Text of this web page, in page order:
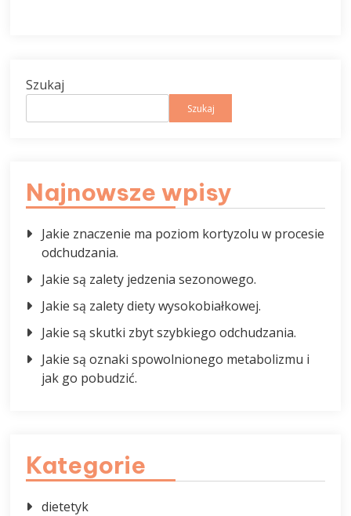
Szukaj
Szukaj
Najnowsze wpisy
Jakie znaczenie ma poziom kortyzolu w procesie
odchudzania.
Jakie są zalety jedzenia sezonowego.
Jakie są zalety diety wysokobiałkowej.
Jakie są skutki zbyt szybkiego odchudzania.
Jakie są oznaki spowolnionego metabolizmu i
jak go pobudzić.
Kategorie
dietetyk